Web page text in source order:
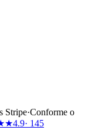
Stripe·Conforme o
4.9· 145